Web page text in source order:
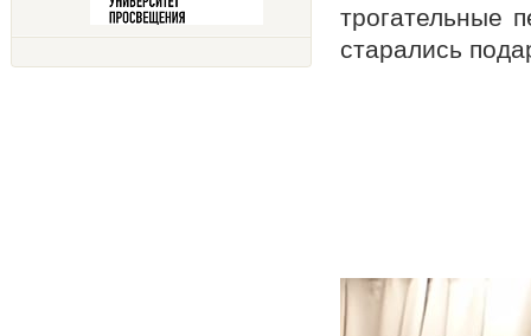
трогательные
старались